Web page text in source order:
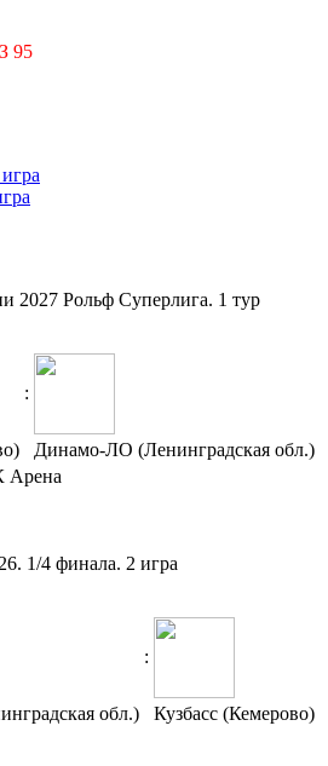
95
2027 Рольф Суперлига. 1 тур
:
Динамо-ЛО (Ленинградская обл.)
Арена
1/4 финала. 2 игра
:
обл.) Кузбасс (Кемерово)